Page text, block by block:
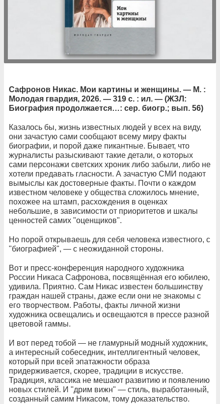
Сафронов Никас. Мои картины и женщины. — М. :
Молодая гвардия, 2026. — 319 с. : ил. — (ЖЗЛ:
Биография продолжается…: сер. биогр.; вып. 56)
Казалось бы, жизнь известных людей у всех на виду,
они зачастую сами сообщают всему миру факты
биографии, и порой даже пикантные. Бывает, что
журналисты разыскивают такие детали, о которых
сами персонажи светских хроник либо забыли, либо не
хотели предавать гласности. А зачастую СМИ подают
вымыслы как достоверные факты. Почти о каждом
известном человеке у общества сложилось мнение,
похожее на штамп, расхождения в оценках
небольшие, в зависимости от приоритетов и шкалы
ценностей самих "оценщиков".
Но порой открываешь для себя человека известного, с
"биографией", — с неожиданной стороны.
Вот и пресс-конференция народного художника
России Никаса Сафронова, посвящённая его юбилею,
удивила. Приятно. Сам Никас известен большинству
граждан нашей страны, даже если они не знакомы с
его творчеством. Работы, факты личной жизни
художника освещались и освещаются в прессе разной
цветовой гаммы.
И вот перед тобой — не гламурный модный художник,
а интересный собеседник, интеллигентный человек,
который при всей эпатажности образа
придерживается, скорее, традиции в искусстве.
Традиция, классика не мешают развитию и появлению
новых стилей. И "дрим вижн" — стиль, выработанный,
созданный самим Никасом, тому доказательство.